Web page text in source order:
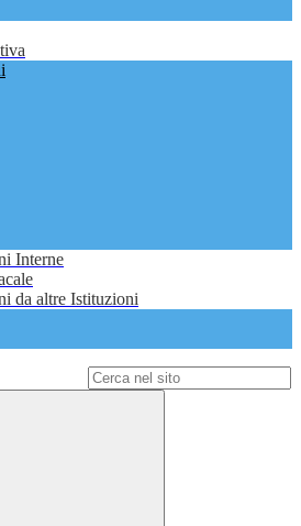
Interne
da altre Istituzioni